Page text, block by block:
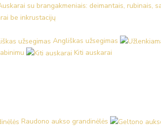
su brangakmeniais: deimantais, rubinais,
be inkrustacijų
Angliškas užsegimas
Kiti auskarai
Raudono aukso grandinėlės